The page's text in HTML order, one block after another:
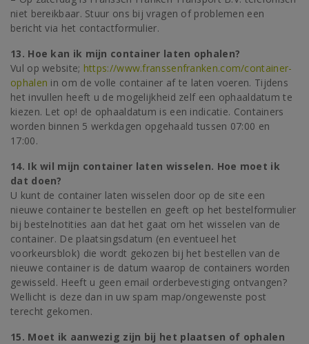
niet bereikbaar. Stuur ons bij vragen of problemen een
bericht via het contactformulier.
13. Hoe kan ik mijn container laten ophalen?
Vul op website; https://www.franssenfranken.com/container-
ophalen in om de volle container af te laten voeren. Tijdens
het invullen heeft u de mogelijkheid zelf een ophaaldatum te
kiezen. Let op! de ophaaldatum is een indicatie. Containers
worden binnen 5 werkdagen opgehaald tussen 07:00 en
17:00.
14. Ik wil mijn container laten wisselen. Hoe moet ik
dat doen?
U kunt de container laten wisselen door op de site een
nieuwe container te bestellen en geeft op het bestelformulier
bij bestelnotities aan dat het gaat om het wisselen van de
container. De plaatsingsdatum (en eventueel het
voorkeursblok) die wordt gekozen bij het bestellen van de
nieuwe container is de datum waarop de containers worden
gewisseld. Heeft u geen email orderbevestiging ontvangen?
Wellicht is deze dan in uw spam map/ongewenste post
terecht gekomen.
15. Moet ik aanwezig zijn bij het plaatsen of ophalen